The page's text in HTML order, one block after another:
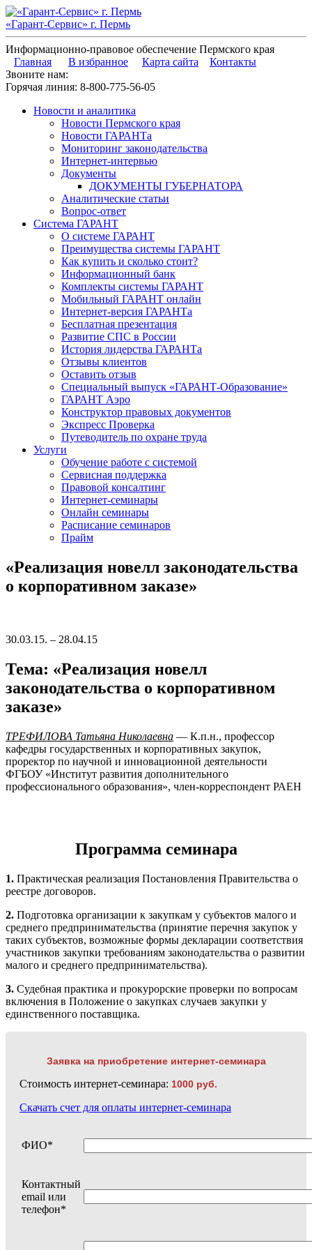
«Гарант-Сервис» г. Пермь
Информационно-правовое обеспечение Пермского края
Главная
В избранное Карта сайта
Контакты
Звоните нам:
Горячая линия: 8-800-775-56-05
Новости и аналитика
Новости Пермского края
Новости ГАРАНТа
Мониторинг законодательства
Интернет-интервью
Документы
ДОКУМЕНТЫ ГУБЕРНАТОРА
Аналитические статьи
Вопрос-ответ
Система ГАРАНТ
О системе ГАРАНТ
Преимущества системы ГАРАНТ
Как купить и сколько стоит?
Информационный банк
Комплекты системы ГАРАНТ
Мобильный ГАРАНТ онлайн
Интернет-версия ГАРАНТа
Бесплатная презентация
Развитие СПС в России
История лидерства ГАРАНТа
Отзывы клиентов
Оставить отзыв
Специальный выпуск «ГАРАНТ-Образование»
ГАРАНТ Аэро
Конструктор правовых документов
Экспресс Проверка
Путеводитель по охране труда
Услуги
Обучение работе с системой
Сервисная поддержка
Правовой консалтинг
Интернет-семинары
Онлайн семинары
Расписание семинаров
Прайм
«Реализация новелл законодательства
о корпоративном заказе»
30.03.15. – 28.04.15
Тема: «Реализация новелл
законодательства о корпоративном
заказе»
ТРЕФИЛОВА Татьяна Николаевна — К.п.н., профессор
кафедры государственных и корпоративных закупок,
проректор по научной и инновационной деятельности
ФГБОУ «Институт развития дополнительного
профессионального образования», член-корреспондент РАЕН
Программа семинара
1. Практическая реализация Постановления Правительства о
реестре договоров.
2. Подготовка организации к закупкам у субъектов малого и
среднего предпринимательства (принятие перечня закупок у
таких субъектов, возможные формы декларации соответствия
участников закупки требованиям законодательства о развитии
малого и среднего предпринимательства).
3. Судебная практика и прокурорские проверки по вопросам
включения в Положение о закупках случаев закупки у
единственного поставщика.
Заявка на приобретение интернет-семинара
Стоимость интернет-семинара: 1000 руб.
Скачать счет для оплаты интернет-семинара
ФИО*
Контактный
email или
телефон*